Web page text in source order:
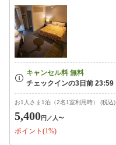
お1人さま1泊（2名1室利用時） (税込)
5,400円 ／人〜
ポイント(1%)